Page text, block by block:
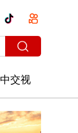
中交视
讯